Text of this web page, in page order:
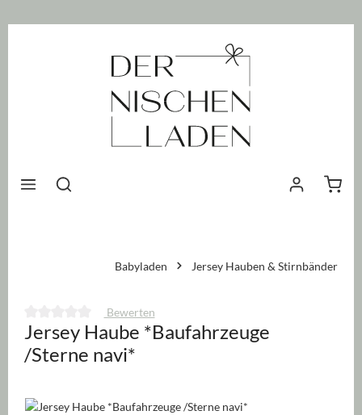
Babyladen Jersey Hauben & Stirnbänder
Durchschnittliche Bewertung von 0 von 5 Sternen
Bewerten
Jersey Haube *Baufahrzeuge
/Sterne navi*
Bildergalerie überspringen